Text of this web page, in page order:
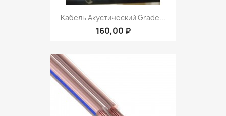
Кабель Акустический Grade...
160,00 ₽